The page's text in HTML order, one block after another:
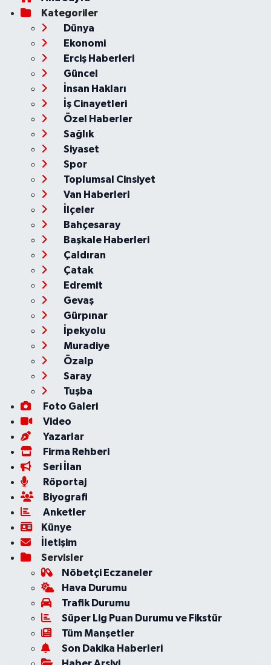
Kategoriler
Dünya
Ekonomi
Erciş Haberleri
Güncel
İnsan Hakları
İş Cinayetleri
Özel Haberler
Sağlık
Siyaset
Spor
Toplumsal Cinsiyet
Van Haberleri
İlçeler
Bahçesaray
Başkale Haberleri
Çaldıran
Çatak
Edremit
Gevaş
Gürpınar
İpekyolu
Muradiye
Özalp
Saray
Tuşba
Foto Galeri
Video
Yazarlar
Firma Rehberi
Seri İlan
Röportaj
Biyografi
Anketler
Künye
İletişim
Servisler
Nöbetçi Eczaneler
Hava Durumu
Trafik Durumu
Süper Lig Puan Durumu ve Fikstür
Tüm Manşetler
Son Dakika Haberleri